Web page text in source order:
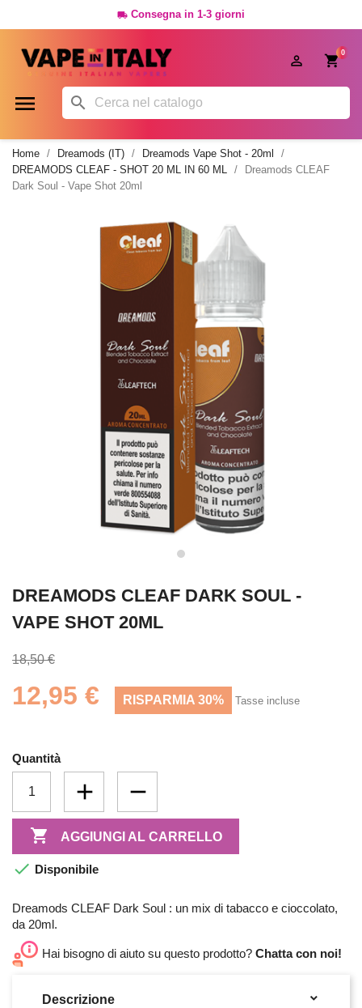
 Consegna in 1-3 giorni
0

 
Home Dreamods (IT)
Dreamods Vape Shot - 20ml
DREAMODS CLEAF - SHOT 20 ML IN 60 ML
Dreamods CLEAF
Dark Soul - Vape Shot 20ml
DREAMODS CLEAF DARK SOUL -
VAPE SHOT 20ML
18,50 €
12,95 € RISPARMIA 30% Tasse incluse
Quantità
 AGGIUNGI AL CARRELLO
 Disponibile
Dreamods CLEAF Dark Soul : un mix di tabacco e cioccolato,
da 20ml.
Hai bisogno di aiuto su questo prodotto? Chatta con noi!
Descrizione 